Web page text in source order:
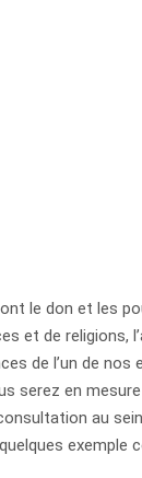
le don et les
et de religions,
de l’un de
serez en
au
exemple